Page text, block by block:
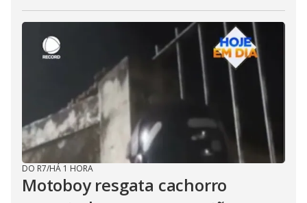
DO R7/HÁ 1 HORA
Motoboy resgata cachorro